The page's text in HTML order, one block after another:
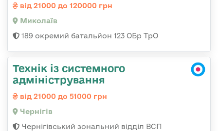
від 21000 до 120000 грн
Миколаїв
189 окремий батальйон 123 ОБр ТрО
Технік із системного
адміністрування
від 21000 до 51000 грн
Чернігів
Чернігівський зональний відділ ВСП